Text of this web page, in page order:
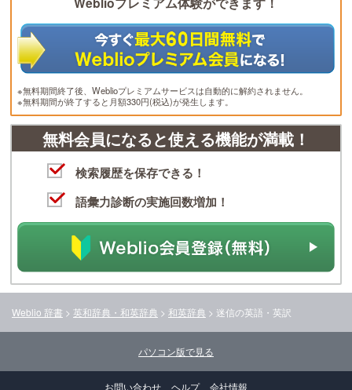
※無料期間終了後、Weblioプレミアムサービスは自動的に解約されません。
※無料期間が終了すると月額330円(税込)が発生します。
無料会員になると使える機能が満載！
検索履歴を保存できる！
語彙力診断の実施回数増加！
Weblio 辞書 > 英和辞典・和英辞典 > 和英辞典 > 迷信の英語・英訳
パソコン版で見る
お問い合わせ ヘルプ 会社情報